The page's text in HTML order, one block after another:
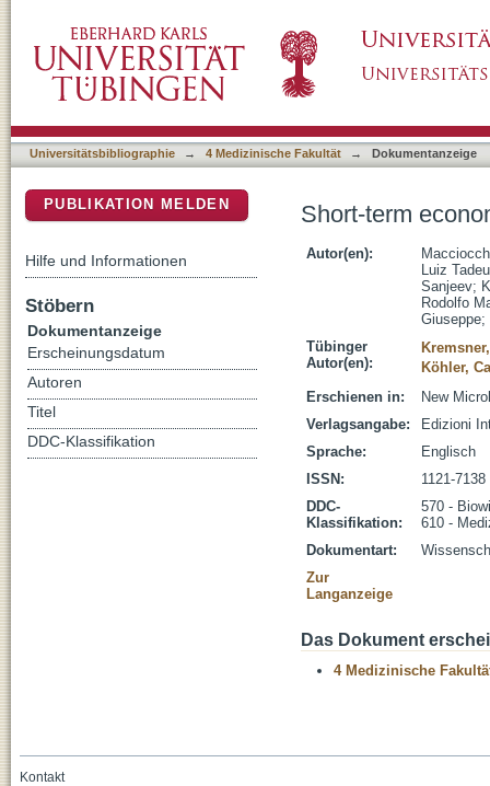
Universitätsbibliographie → 4 Medizinische Fakultät → Dokumentanzeige
Short-term
Autor(en):
Luiz Tadeu
Sanjeev;
Rodolfo
Giuseppe;
Tübinger
Autor(en):
Köhler,
Erschienen in:
New
Verlagsangabe:
Edizioni
Sprache:
Englisch
ISSN:
1121-7138
DDC-
Klassifikation:
570 -
610 -
Dokumentart:
Zur
Langanzeige
Das Dokument
4 Medizinische
PUBLIKATION MELDEN
Hilfe und Informationen
Stöbern
Dokumentanzeige
Erscheinungsdatum
Autoren
Titel
DDC-Klassifikation
Kontakt